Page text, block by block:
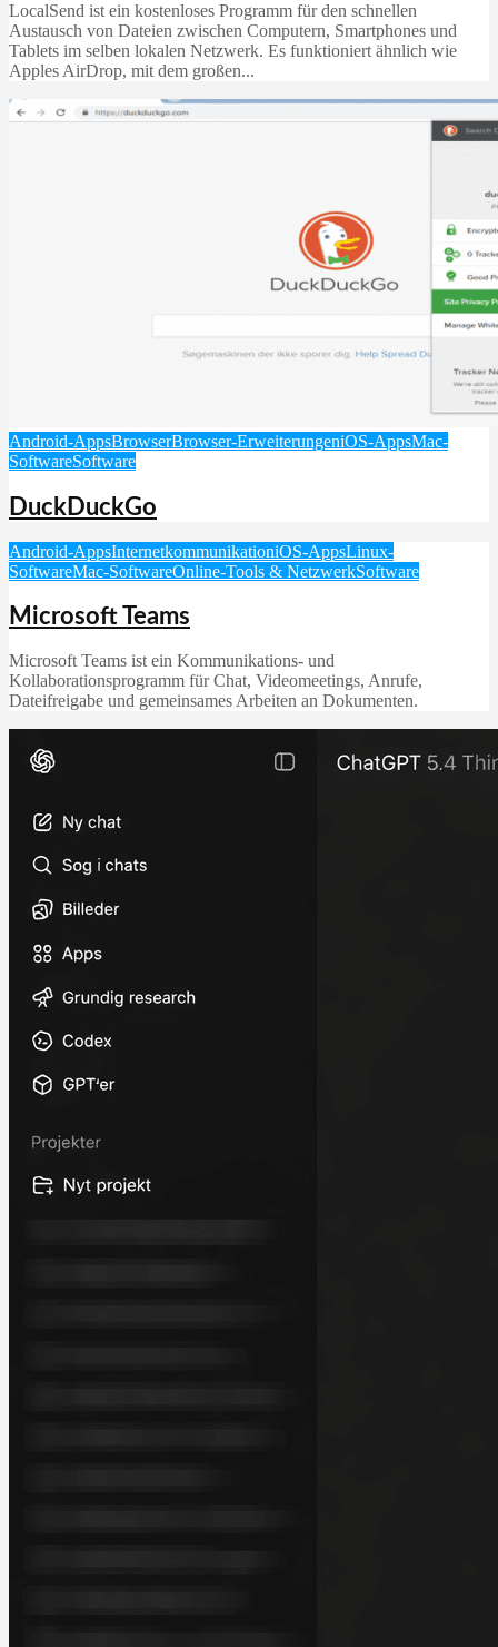
LocalSend ist ein kostenloses Programm für den schnellen
Austausch von Dateien zwischen Computern, Smartphones und
Tablets im selben lokalen Netzwerk. Es funktioniert ähnlich wie
Apples AirDrop, mit dem großen...
Android-AppsBrowserBrowser-ErweiterungeniOS-AppsMac-
SoftwareSoftware
DuckDuckGo
Android-AppsInternetkommunikationiOS-AppsLinux-
SoftwareMac-SoftwareOnline-Tools & NetzwerkSoftware
Microsoft Teams
Microsoft Teams ist ein Kommunikations- und
Kollaborationsprogramm für Chat, Videomeetings, Anrufe,
Dateifreigabe und gemeinsames Arbeiten an Dokumenten.